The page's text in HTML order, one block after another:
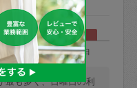
依頼金額の100%
ャンセル＝依頼
額
土 日
最も多く、日曜日の利